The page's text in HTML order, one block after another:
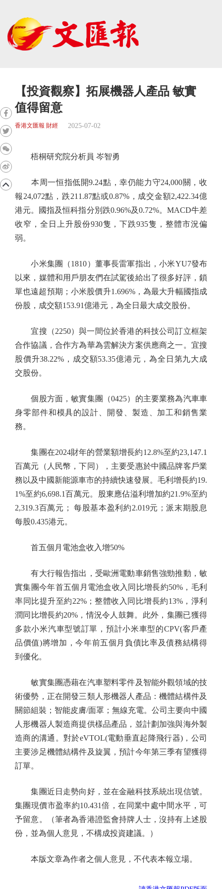
【投資觀察】拓展機器人產品 敏實
值得留意
香港文匯報 財經 2025-07-02
梧桐研究院分析員 岑智勇
本周一恒指低開9.24點，幸仍能力守24,000關，收
報24,072點，跌211.87點或0.87%，成交金額2,422.34億
港元。國指及恒科指分別跌0.96%及0.72%。MACD牛差
收窄，全日上升股份930隻，下跌935隻，整體市況偏
弱。
小米集團（1810）董事長雷軍指出，小米YU7發布
以來，媒體和用戶朋友們在試駕後給出了很多好評，鎖
單也遠超預期；小米股價升1.696%，為最大升幅國指成
份股，成交額153.91億港元，為全日最大成交股份。
宜搜（2250）與一間位於香港的科技公司訂立框架
合作協議，合作方為華為雲解決方案供應商之一。宜搜
股價升38.22%，成交額53.35億港元，為全日第九大成
交股份。
個股方面，敏實集團（0425）的主要業務為汽車車
身零部件和模具的設計、開發、製造、加工和銷售業
務。
集團在2024財年的營業額增長約12.8%至約23,147.1
百萬元（人民幣，下同），主要受惠於中國品牌客戶業
務以及中國新能源車市的持續快速發展。毛利增長約19.
1%至約6,698.1百萬元。股東應佔溢利增加約21.9%至約
2,319.3百萬元； 每股基本盈利約2.019元；派末期股息
每股0.435港元。
首五個月電池盒收入增50%
有大行報告指出，受歐洲電動車銷售強勁推動，敏
實集團今年首五個月電池盒收入同比增長約50%，毛利
率同比提升至約22%；整體收入同比增長約13%，淨利
潤同比增長約20%，情況令人鼓舞。此外，集團已獲得
多款小米汽車型號訂單，預計小米車型的CPV(客戶產
品價值)將增加，今年前五個月負債比率及債務結構得
到優化。
敏實集團憑藉在汽車塑料零件及智能外觀領域的技
術優勢，正在開發三類人形機器人產品：機體結構件及
關節組裝；智能皮膚/面罩；無線充電。公司主要向中國
人形機器人製造商提供樣品產品，並計劃加強與海外製
造商的溝通。對於eVTOL(電動垂直起降飛行器)，公司
主要涉足機體結構件及旋翼，預計今年第三季有望獲得
訂單。
集團近日走勢向好，並在金融科技系統出現信號。
集團現價市盈率約10.431倍，在同業中處中間水平，可
予留意。（筆者為香港證監會持牌人士，沒持有上述股
份，並為個人意見，不構成投資建議。）
本版文章為作者之個人意見，不代表本報立場。